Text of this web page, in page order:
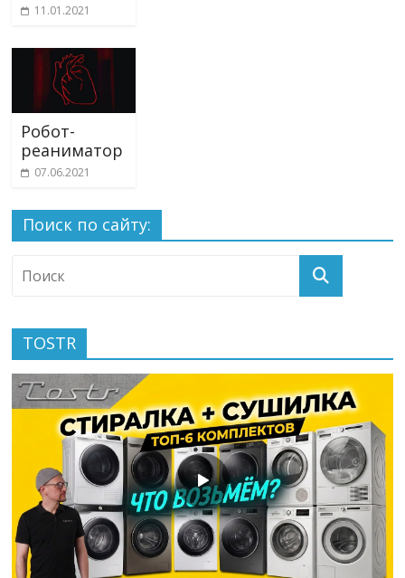
11.01.2021
Робот-
реаниматор
07.06.2021
Поиск по сайту:
TOSTR